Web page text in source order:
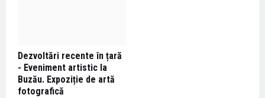
Dezvoltări recente în țară
- Eveniment artistic la
Buzău. Expoziție de artă
fotografică